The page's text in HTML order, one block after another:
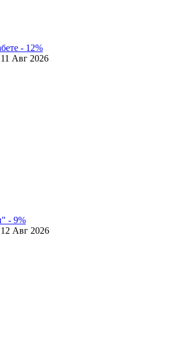
- 12%
Авг 2026
- 9%
Авг 2026